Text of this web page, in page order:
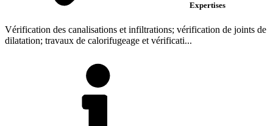
Expertises
Vérification des canalisations et infiltrations; vérification de joints de
dilatation; travaux de calorifugeage et vérificati...